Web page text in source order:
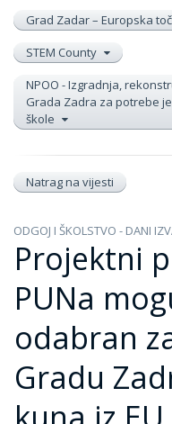
Grad Zadar – Europska
STEM County
NPOO - Izgradnja,
Grada Zadra za potrebe
škole
Natrag na vijesti
ODGOJ I ŠKOLSTVO - DANI
Projektni
PUNa
odabran
Gradu